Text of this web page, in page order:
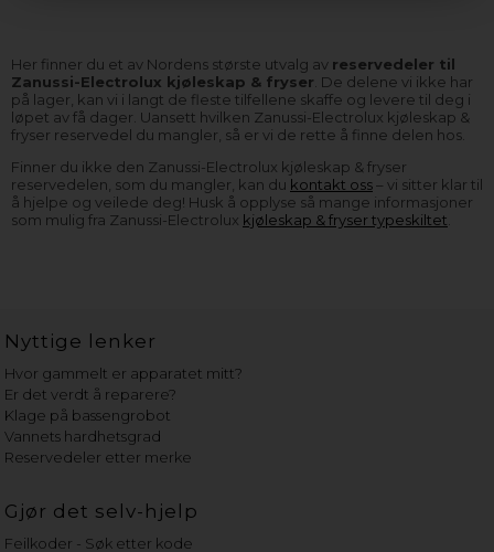
Her finner du et av Nordens største utvalg av reservedeler til
Zanussi-Electrolux kjøleskap & fryser . De delene vi ikke har
på lager, kan vi i langt de fleste tilfellene skaffe og levere til deg i
løpet av få dager. Uansett hvilken Zanussi-Electrolux kjøleskap &
fryser reservedel du mangler, så er vi de rette å finne delen hos.
Finner du ikke den Zanussi-Electrolux kjøleskap & fryser
reservedelen, som du mangler, kan du kontakt oss– vi sitter klar til
å hjelpe og veilede deg! Husk å opplyse så mange informasjoner
som mulig fra Zanussi-Electrolux kjøleskap & fryser typeskiltet
Nyttige lenker
Hvor gammelt er apparatet mitt?
Er det verdt å reparere?
Klage på bassengrobot
Vannets hardhetsgrad
Reservedeler etter merke
Gjør det selv-hjelp
Feilkoder - Søk etter kode